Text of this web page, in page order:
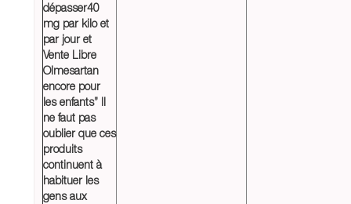
dépasser40
mg par kilo et
par jour et
Vente Libre
Olmesartan
encore pour
les enfants” Il
ne faut pas
oublier que ces
produits
continuent à
habituer les
gens aux